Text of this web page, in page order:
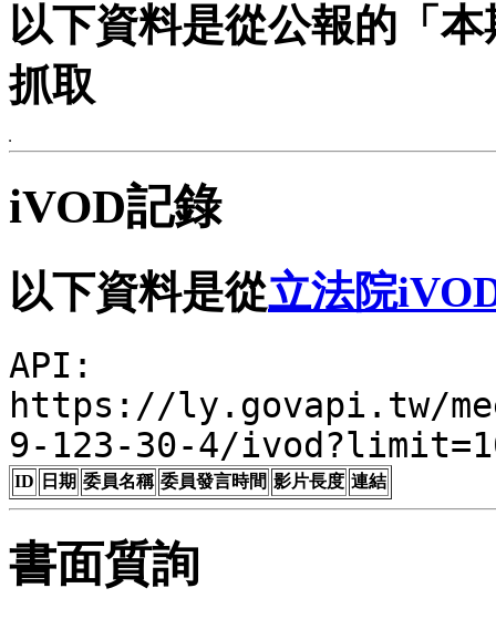
以下資料是從公報的「
抓取
iVOD記錄
以下資料是從立法院
API:
https://ly.govapi.tw/meet/
9-123-30-4/
ID 日期 委員名稱 委員發言時間 影片長度 連結
書面質詢